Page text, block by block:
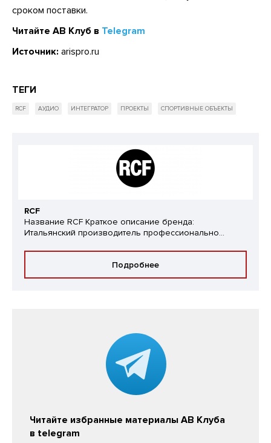
сроком поставки.
Читайте АВ Клуб в Telegram
Источник: arispro.ru
ТЕГИ
RCF АУДИО ИНТЕГРАТОР ПРОЕКТЫ СПОРТИВНЫЕ ОБЪЕКТЫ
RCF
Название RCF Краткое описание бренда:
Итальянский производитель профессионально...
Подробнее
Читайте избранные материалы АВ Клуба
в telegram